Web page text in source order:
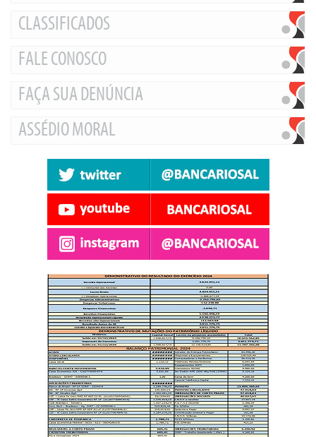
CLASSIFICADOS
FALE CONOSCO
FAÇA SUA DENÚNCIA
ASSÉDIO MORAL